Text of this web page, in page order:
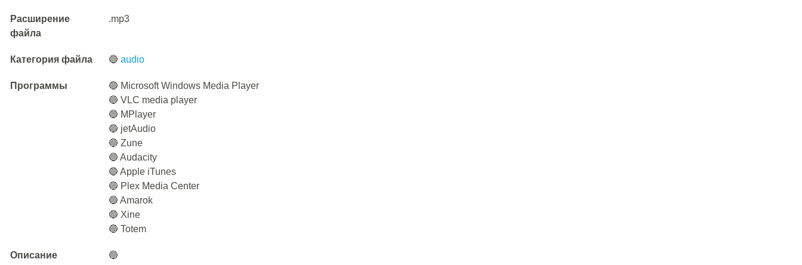
Расширение
файла
.mp3
Категория файла 🔵audio
Программы
🔵 Microsoft Windows Media Player
🔵 VLC media player
🔵 MPlayer
🔵 jetAudio
🔵 Zune
🔵 Audacity
🔵 Apple iTunes
🔵 Plex Media Center
🔵 Amarok
🔵 Xine
🔵 Totem
Описание 🔵